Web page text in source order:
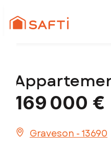
169 000 €
Graveson - 13690